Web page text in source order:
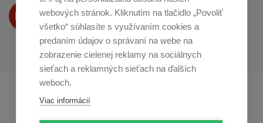
Produkty Vám predstavujeme
na Youtube
Profikuchař.cz
webových stránok. Kliknutím na tlačidlo „Povoliť
všetko“ súhlasíte s využívaním cookies a
predaním údajov o správaní na webe na
zobrazenie cielenej reklamy na sociálnych
sieťach a reklamných sieťach na ďalších
weboch.
Viac informácií